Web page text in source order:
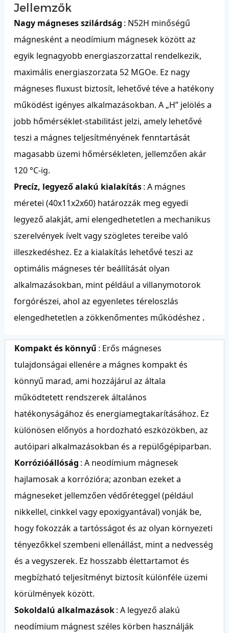
Jellemzők
Nagy mágneses szilárdság : N52H minőségű
mágnesként a neodímium mágnesek között az
egyik legnagyobb energiaszorzattal rendelkezik,
maximális energiaszorzata 52 MGOe. Ez nagy
mágneses fluxust biztosít, lehetővé téve a hatékony
működést igényes alkalmazásokban. A „H” jelölés a
jobb hőmérséklet-stabilitást jelzi, amely lehetővé
teszi a mágnes teljesítményének fenntartását
magasabb üzemi hőmérsékleten, jellemzően akár
120 °C-ig.
Precíz, legyező alakú kialakítás: A mágnes
méretei (40x11x2x60) határozzák meg egyedi
legyező alakját, ami elengedhetetlen a mechanikus
szerelvények ívelt vagy szögletes tereibe való
illeszkedéshez. Ez a kialakítás lehetővé teszi az
optimális mágneses tér beállítását olyan
alkalmazásokban, mint például a villanymotorok
forgórészei, ahol az egyenletes téreloszlás
elengedhetetlen a zökkenőmentes működéshez .
Kompakt és könnyű : Erős mágneses
tulajdonságai ellenére a mágnes kompakt és
könnyű marad, ami hozzájárul az általa
működtetett rendszerek általános
hatékonyságához és energiamegtakarításához. Ez
különösen előnyös a hordozható eszközökben, az
autóipari alkalmazásokban és a repülőgépiparban.
Korrózióállóság : A neodímium mágnesek
hajlamosak a korrózióra; azonban ezeket a
mágneseket jellemzően védőréteggel (például
nikkellel, cinkkel vagy epoxigyantával) vonják be,
hogy fokozzák a tartósságot és az olyan környezeti
tényezőkkel szembeni ellenállást, mint a nedvesség
és a vegyszerek. Ez hosszabb élettartamot és
megbízható teljesítményt biztosít különféle üzemi
körülmények között.
Sokoldalú alkalmazások: A legyező alakú
neodímium mágnest széles körben használják